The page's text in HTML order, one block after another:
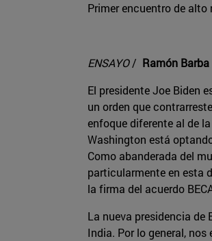
Primer encuentro de alto
ENSAYO/ Ramón Barba
El presidente Joe Biden
un orden que
enfoque diferente al de
Washington está
Como abanderada del
particularmente en esta
la firma del acuerdo
La nueva presidencia
India. Por lo general,